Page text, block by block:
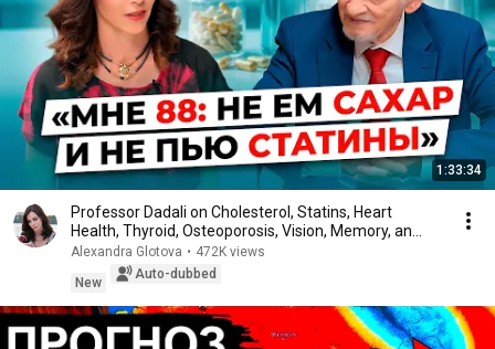
1:33:34
Professor Dadali on Cholesterol, Statins, Heart
Health, Thyroid, Osteoporosis, Vision, Memory, an...
Alexandra Glotova • 472K views
New
Auto-dubbed